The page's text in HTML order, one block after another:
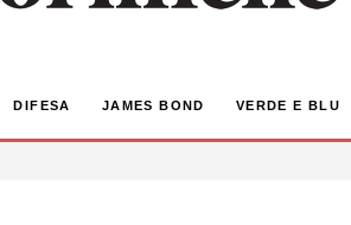
DIFESA JAMES BOND VERDE E BLU